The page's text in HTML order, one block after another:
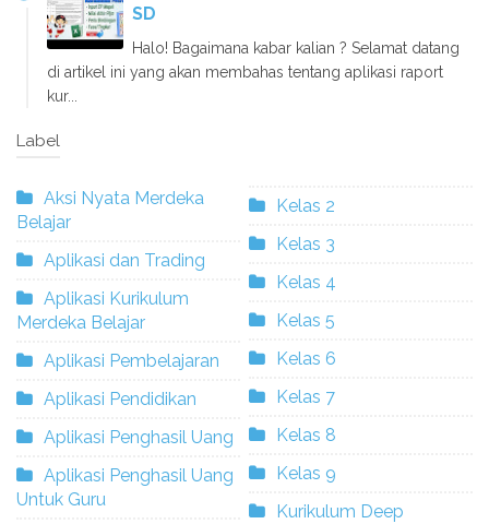
SD
Halo! Bagaimana kabar kalian ? Selamat datang
di artikel ini yang akan membahas tentang aplikasi raport
kur...
Label
Aksi Nyata Merdeka
Belajar
Aplikasi dan Trading
Aplikasi Kurikulum
Merdeka Belajar
Aplikasi Pembelajaran
Aplikasi Pendidikan
Aplikasi Penghasil Uang
Aplikasi Penghasil Uang
Untuk Guru
Kelas 2
Kelas 3
Kelas 4
Kelas 5
Kelas 6
Kelas 7
Kelas 8
Kelas 9
Kurikulum Deep